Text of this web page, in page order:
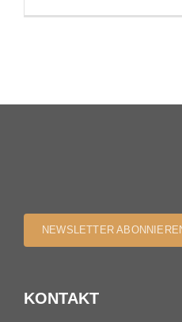
NEWSLETTER
KONTAKT